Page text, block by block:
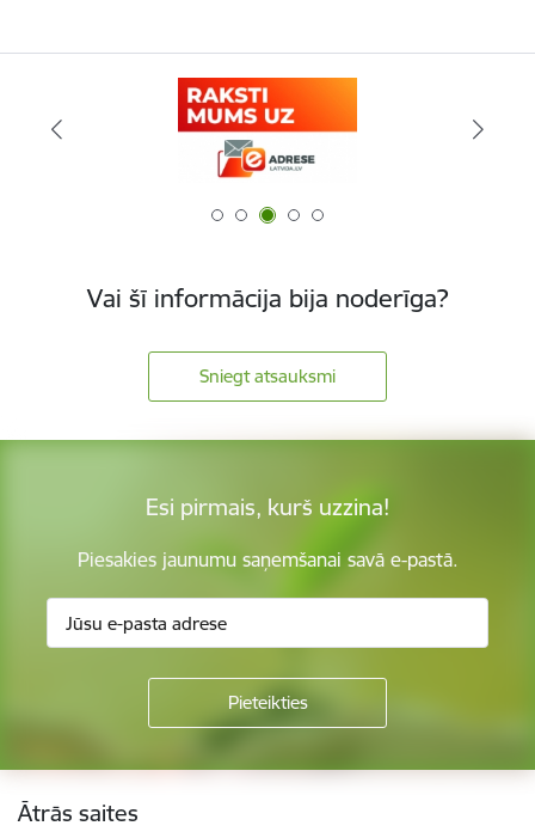
Vai šī informācija bija noderīga?
Sniegt atsauksmi
Esi pirmais, kurš uzzina!
Piesakies jaunumu saņemšanai savā e-pastā.
Kājene
Ātrās saites